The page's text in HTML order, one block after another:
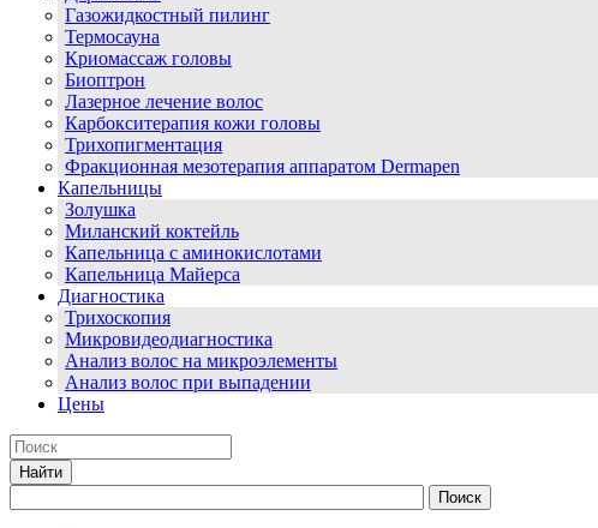
Газожидкостный пилинг
Термосауна
Криомассаж головы
Биоптрон
Лазерное лечение волос
Карбокситерапия кожи головы
Трихопигментация
Фракционная мезотерапия аппаратом Dermapen
Капельницы
Золушка
Миланский коктейль
Капельница с аминокислотами
Капельница Майерса
Диагностика
Трихоскопия
Микровидеодиагностика
Анализ волос на микроэлементы
Анализ волос при выпадении
Цены